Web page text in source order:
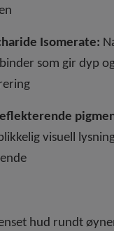
Isomerate:
som gir dyp
visuell
hud rundt